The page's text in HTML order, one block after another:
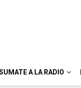
A LA RADIO